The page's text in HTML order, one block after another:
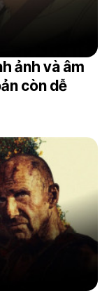
ảnh và âm
còn dễ